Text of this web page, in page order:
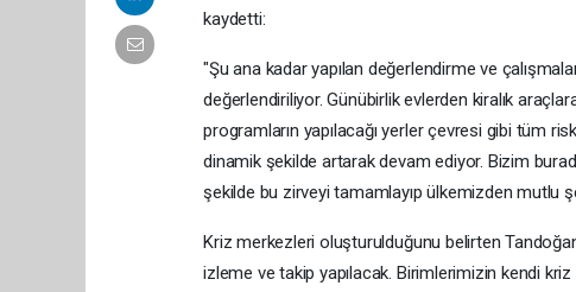
kaydetti:
"Şu ana kadar yapılan değerlendirme ve
değerlendiriliyor. Günübirlik evlerden kiralık
programların yapılacağı yerler çevresi gibi tüm
dinamik şekilde artarak devam ediyor. Bizim
şekilde bu zirveyi tamamlayıp ülkemizden mutlu
Kriz merkezleri oluşturulduğunu belirten
izleme ve takip yapılacak. Birimlerimizin kendi